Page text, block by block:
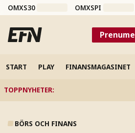
OMXS30 OMXSPI
START PLAY FINANSMAGASINET
TOPPNYHETER:
BÖRS OCH FINANS